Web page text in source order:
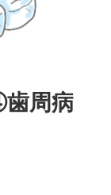
周病